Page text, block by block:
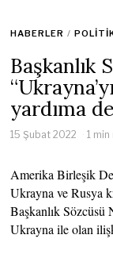
HABERLER /
Başkanlık
yardıma
15 Şubat 2022 1 min
Amerika Birleşik
Ukrayna ve Rusya
Başkanlık Sözcüsü
Ukrayna ile olan